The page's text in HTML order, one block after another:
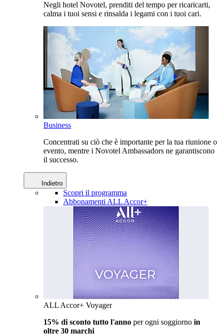
Negli hotel Novotel, prenditi del tempo per ricaricarti,
calma i tuoi sensi e rinsalda i legami con i tuoi cari.
Business
Concentrati su ciò che è importante per la tua riunione o
evento, mentre i Novotel Ambassadors ne garantiscono
il successo.
Indietro
Scopri il programma
Abbonamenti ALL Accor+
ALL Accor+ Voyager
15% di sconto tutto l'anno per ogni soggiorno in
oltre 30 marchi